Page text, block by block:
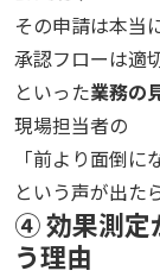
その申請は本当
承認フローは適
といった業務の
現場担当者の
「前より面倒に
という声が出た
④ 効果測定
う理由